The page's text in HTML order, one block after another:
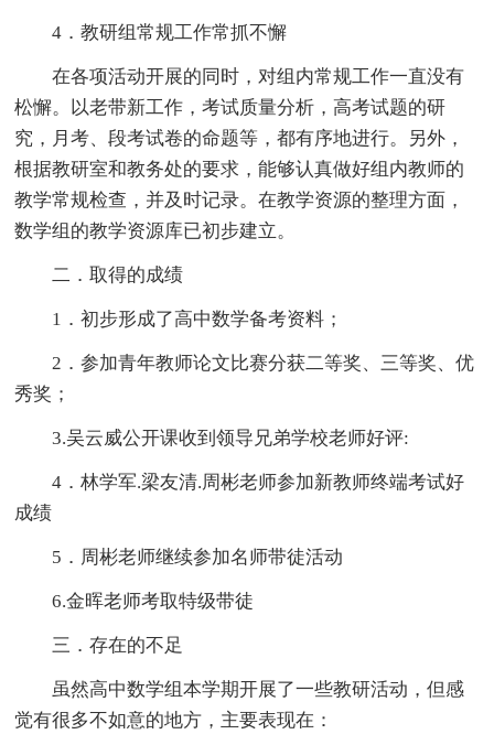
4．教研组常规工作常抓不懈
在各项活动开展的同时，对组内常规工作一直没有
松懈。以老带新工作，考试质量分析，高考试题的研
究，月考、段考试卷的命题等，都有序地进行。另外，
根据教研室和教务处的要求，能够认真做好组内教师的
教学常规检查，并及时记录。在教学资源的整理方面，
数学组的教学资源库已初步建立。
二．取得的成绩
1．初步形成了高中数学备考资料；
2．参加青年教师论文比赛分获二等奖、三等奖、优
秀奖；
3.吴云威公开课收到领导兄弟学校老师好评:
4．林学军.梁友清.周彬老师参加新教师终端考试好
成绩
5．周彬老师继续参加名师带徒活动
6.金晖老师考取特级带徒
三．存在的不足
虽然高中数学组本学期开展了一些教研活动，但感
觉有很多不如意的地方，主要表现在：